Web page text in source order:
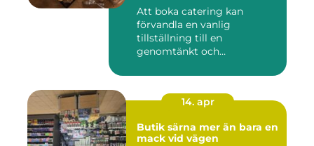
Att boka catering kan
förvandla en vanlig
tillställning till en
genomtänkt och
14. apr
Butik särna mer än bara en
mack vid vägen